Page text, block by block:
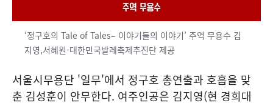
‘정구호의 Tale of Tales– 이야기들의 이야기’ 주역 무용수 김
지영,서혜원-대한민국발레축제추진단 제공
서울시무용단 '일무'에서 정구호 총연출과 호흡을 맞
춘 김성훈이 안무한다. 여주인공은 김지영(현 경희대